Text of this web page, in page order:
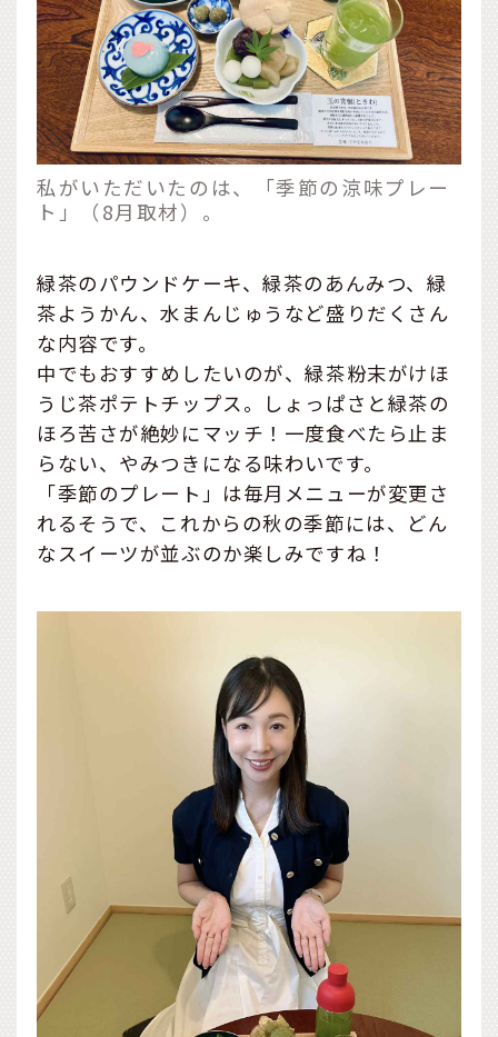
私がいただいたのは、「季節の涼味プレー
ト」（8月取材）。
緑茶のパウンドケーキ、緑茶のあんみつ、緑
茶ようかん、水まんじゅうなど盛りだくさん
な内容です。
中でもおすすめしたいのが、緑茶粉末がけほ
うじ茶ポテトチップス。しょっぱさと緑茶の
ほろ苦さが絶妙にマッチ！一度食べたら止ま
らない、やみつきになる味わいです。
「季節のプレート」は毎月メニューが変更さ
れるそうで、これからの秋の季節には、どん
なスイーツが並ぶのか楽しみですね！